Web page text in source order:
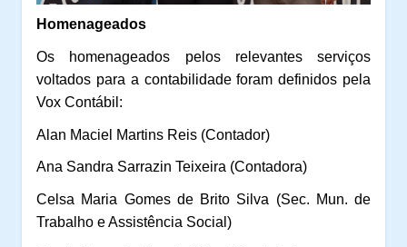
Homenageados
Os homenageados pelos relevantes serviços
voltados para a contabilidade foram definidos pela
Vox Contábil:
Alan Maciel Martins Reis (Contador)
Ana Sandra Sarrazin Teixeira (Contadora)
Celsa Maria Gomes de Brito Silva (Sec. Mun. de
Trabalho e Assistência Social)